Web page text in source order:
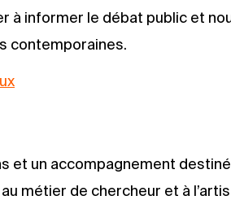
à informer le débat public et
contemporaines.
et un accompagnement
métier de chercheur et à